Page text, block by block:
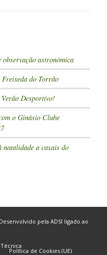
astronómica
do Torrão
Verão Desportivo!
o Ginásio Clube
a casais do
pela ADSI ligado ao
Política de Cookies (UE)